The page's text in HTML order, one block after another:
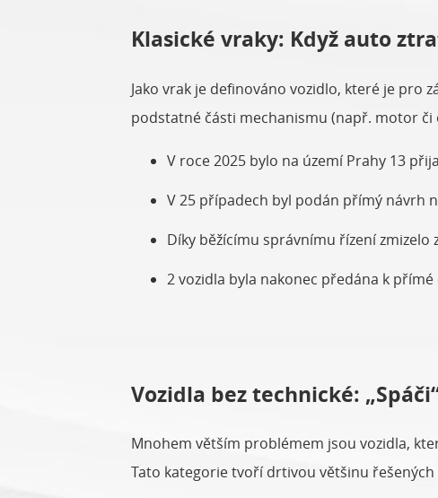
Klasické vraky: Když auto
Jako vrak je definováno vozidlo, které je pro
podstatné části mechanismu (např. motor či
V roce 2025 bylo na území Prahy 13
V 25 případech byl podán přímý návrh
Díky běžícímu správnímu řízení zmizelo
2 vozidla byla nakonec předána k přímé
Vozidla bez technické:
Mnohem větším problémem jsou vozidla,
Tato kategorie tvoří drtivou většinu